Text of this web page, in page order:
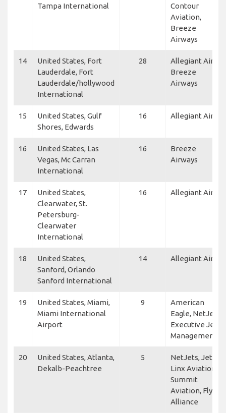
Tampa International
Contour
Aviation,
Breeze
Airways
14
United States, Fort
Lauderdale, Fort
Lauderdale/hollywood
International
28
Allegiant Air,
Breeze
Airways
15
United States, Gulf
Shores, Edwards
16 Allegiant Air
16
United States, Las
Vegas, Mc Carran
International
16
Breeze
Airways
17
United States,
Clearwater, St.
Petersburg-
Clearwater
International
16 Allegiant Air
18
United States,
Sanford, Orlando
Sanford International
14 Allegiant Air
19
United States, Miami,
Miami International
Airport
9
American
Eagle, NetJets,
Executive Jet
Management
20
United States, Atlanta,
Dekalb-Peachtree
5
NetJets, Jet
Linx Aviation,
Summit
Aviation, Fly
Alliance